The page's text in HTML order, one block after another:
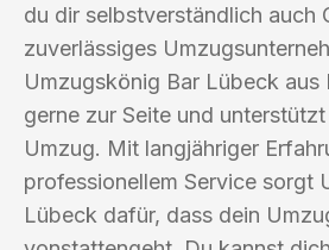
du dir selbstverständlich auch
zuverlässiges
Umzugskönig Bar Lübeck
gerne zur Seite und
Umzug. Mit langjähriger
professionellem Service sorgt
Lübeck dafür, dass dein